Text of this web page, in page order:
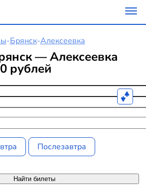
-Брянск-Алексеевка
— Алексеевка
рублей
Послезавтра
Найти билеты